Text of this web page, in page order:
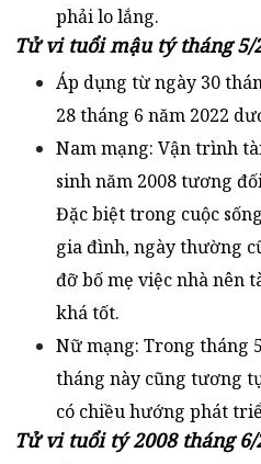
phải lo lắng.
Tử vi tuổi mậu tý tháng 5/
Áp dụng từ ngày 30
28 tháng 6 năm 2022
Nam mạng: Vận trình
sinh năm 2008 tương
Đặc biệt trong cuộc
gia đình, ngày thường
đỡ bố mẹ việc nhà nên
khá tốt.
Nữ mạng: Trong tháng
tháng này cũng tương
có chiều hướng phát
Tử vi tuổi tý 2008 tháng 6/